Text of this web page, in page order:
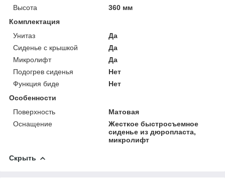
Высота
360 мм
Комплектация
Унитаз
Да
Сиденье с крышкой
Да
Микролифт
Да
Подогрев сиденья
Нет
Функция биде
Нет
Особенности
Поверхность
Матовая
Оснащение
Жесткое быстросъемное
сиденье из дюропласта,
микролифт
Скрыть